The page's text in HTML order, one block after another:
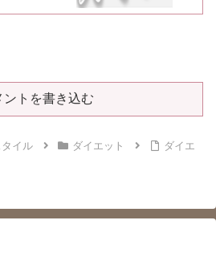
ントを書き込む
イル ダイエット
ダイエ